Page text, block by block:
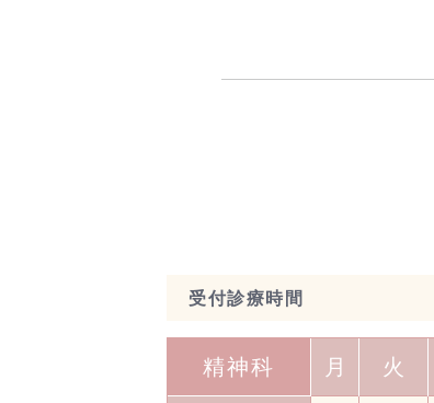
受付診療時間
精神科 月 火